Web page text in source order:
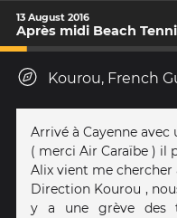
13 August 2016
Après midi Beach
Kourou, French
Arrivé à Cayenne avec
( merci Air Caraïbe ) il
Alix vient me
Direction Kourou ,
y a une grève des